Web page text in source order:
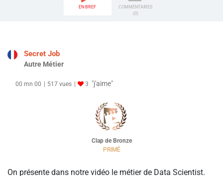
EN BREF
COMMENTAIRES
(0)
Secret Job
Autre Métier
00 mn 00 517 vues 3 "j'aime"
Clap de Bronze
PRIMÉ
On présente dans notre vidéo le métier de Data Scientist.